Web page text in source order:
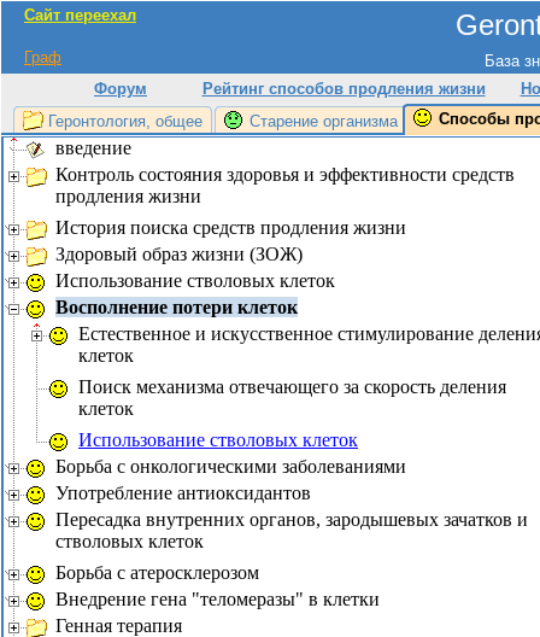
Сайт переехал
База
Граф
Форум
Рейтинг способов продления жизни
Геронтология, общее
Старение организма Способы
введение
Контроль состояния здоровья и эффективности средств
продления жизни
История поиска средств продления жизни
Здоровый образ жизни (ЗОЖ)
Использование стволовых клеток
Восполнение потери клеток
Естественное и искусственное стимулирование
клеток
Поиск механизма отвечающего за скорость деления
клеток
Использование стволовых клеток
Борьба с онкологическими заболеваниями
Употребление антиоксидантов
Пересадка внутренних органов, зародышевых зачатков и
стволовых клеток
Борьба с атеросклерозом
Внедрение гена "теломеразы" в клетки
Генная терапия